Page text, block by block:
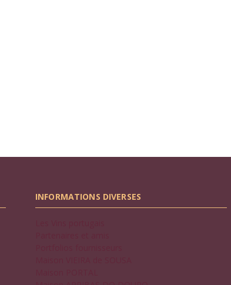
INFORMATIONS DIVERSES